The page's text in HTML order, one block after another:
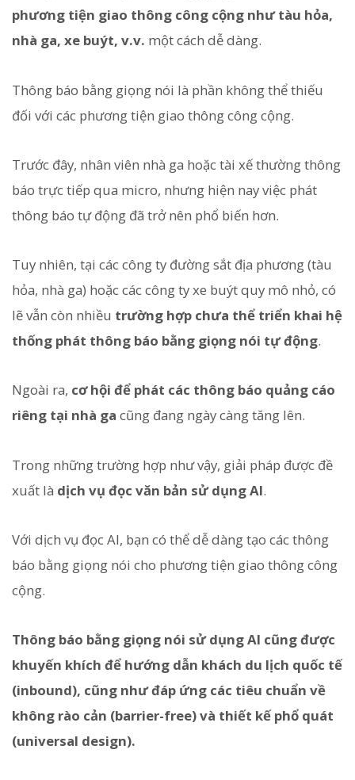
phương tiện giao thông công cộng như tàu hỏa,
nhà ga, xe buýt, v.v. một cách dễ dàng.
Thông báo bằng giọng nói là phần không thể thiếu
đối với các phương tiện giao thông công cộng.
Trước đây, nhân viên nhà ga hoặc tài xế thường thông
báo trực tiếp qua micro, nhưng hiện nay việc phát
thông báo tự động đã trở nên phổ biến hơn.
Tuy nhiên, tại các công ty đường sắt địa phương (tàu
hỏa, nhà ga) hoặc các công ty xe buýt quy mô nhỏ, có
lẽ vẫn còn nhiều trường hợp chưa thể triển khai hệ
thống phát thông báo bằng giọng nói tự động.
Ngoài ra, cơ hội để phát các thông báo quảng cáo
riêng tại nhà ga cũng đang ngày càng tăng lên.
Trong những trường hợp như vậy, giải pháp được đề
xuất là dịch vụ đọc văn bản sử dụng AI.
Với dịch vụ đọc AI, bạn có thể dễ dàng tạo các thông
báo bằng giọng nói cho phương tiện giao thông công
cộng.
Thông báo bằng giọng nói sử dụng AI cũng được
khuyến khích để hướng dẫn khách du lịch quốc tế
(inbound), cũng như đáp ứng các tiêu chuẩn về
không rào cản (barrier-free) và thiết kế phổ quát
(universal design).